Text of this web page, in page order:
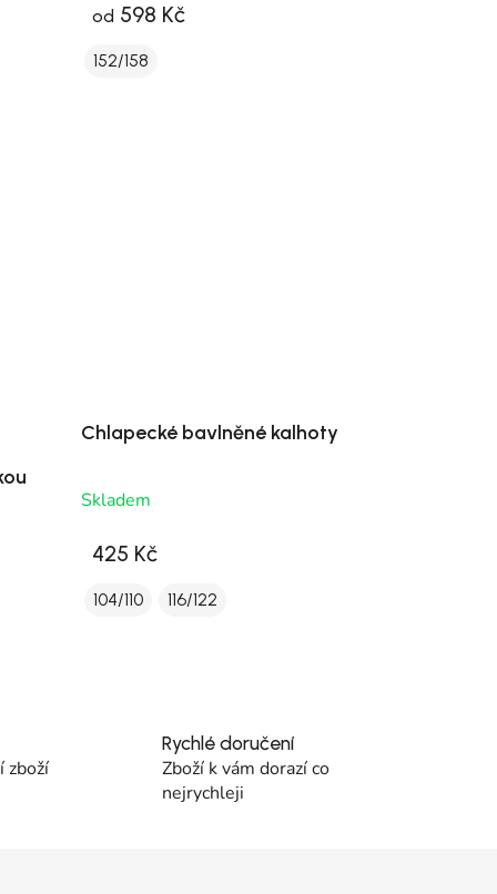
od 598 Kč
152/158
Chlapecké bavlněné kalhoty
Skladem
425 Kč
104/110 116/122
zboží
Rychlé doručení
Zboží k vám dorazí co
nejrychleji